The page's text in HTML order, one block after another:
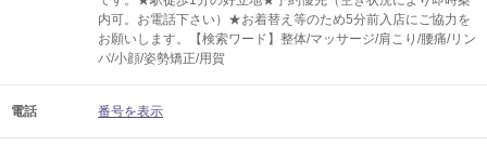
内可。お電話下さい）★お着替え等のため5分前入店にご協力を
お願いします。【検索ワード】整体/マッサージ/肩こり/腰痛/リン
パ/小顔/姿勢矯正/用賀
電話 番号を表示